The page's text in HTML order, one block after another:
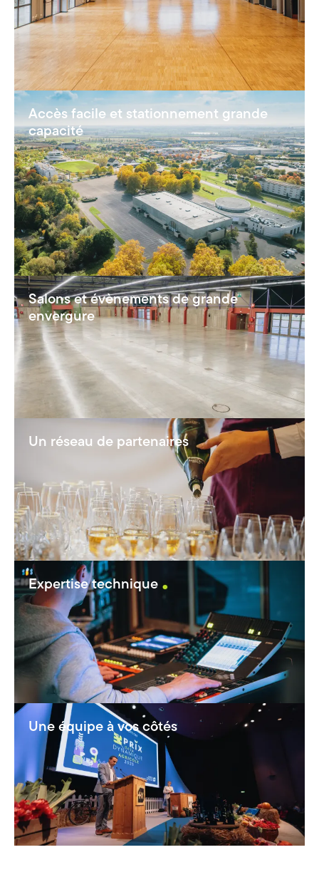
Accès facile et stationnement grande
capacité
Salons et évènements de grande
envergure
Un réseau de partenaires
Expertise technique
Une équipe à vos côtés